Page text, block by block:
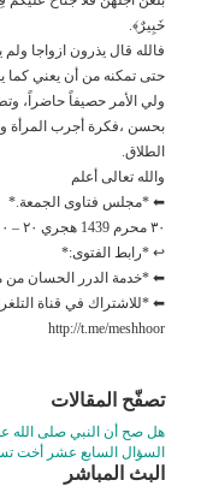
خَبِيرٌ﴾.
فالله قال يذرون ازواجا
حتى تمكنه من أن يعني كما
ولي الأمر حصيفاً حاضراً،
بحسن ،فكرة أجرب المرأة
الطلاق.
والله تعالى أعلم
⬅ *مجلس فتاوى الجمعة.*
٣٠ محرم 1439 هجري ٢٠ – ١٠ – ٢٠١٧ إفرنجي
↩ *رابط الفتوى:*
⬅ *خدمة الدرر الحسان
⬅ *للاشتراك في قناة
http://t.me/meshhoor
تصفّح المقالات
هل صح أن النبي صلى الله
السؤال السابع عشر أخت
البث المباشر